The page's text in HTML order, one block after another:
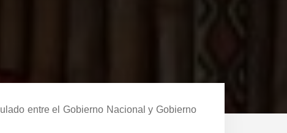
entre el Gobierno Nacional y Gobierno